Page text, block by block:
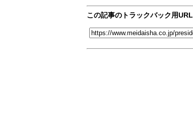
この記事のトラックバック用URL